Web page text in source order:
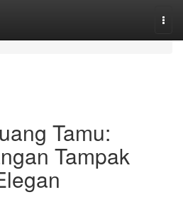
Tamu:
Tampak